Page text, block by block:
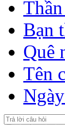
Bạn
Quê
Tên